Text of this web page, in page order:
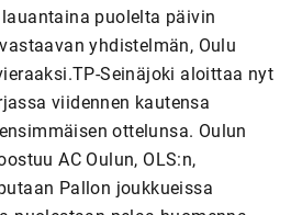
puolelta päivin
yhdistelmän, Oulu
Seinäjoki aloittaa nyt
viidennen kautensa
ottelunsa. Oulun
AC Oulun, OLS:n,
Pallon joukkueissa